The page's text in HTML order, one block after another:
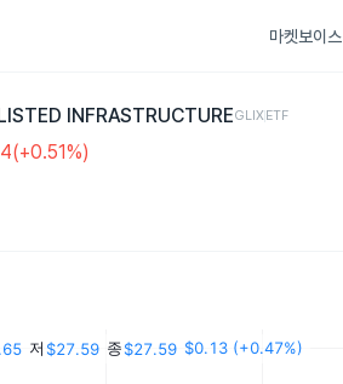
마켓보이스
INFRASTRUCTUREGLIXETF